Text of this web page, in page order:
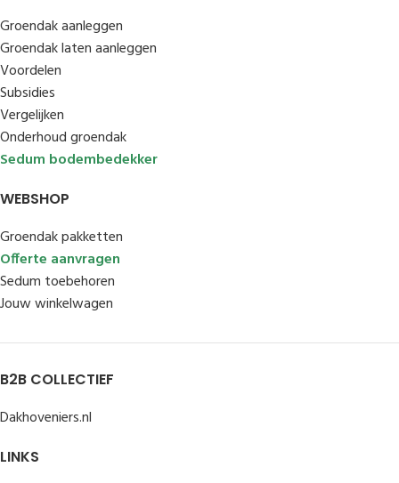
Groendak aanleggen
Groendak laten aanleggen
Voordelen
Subsidies
Vergelijken
Onderhoud groendak
Sedum bodembedekker
WEBSHOP
Groendak pakketten
Offerte aanvragen
Sedum toebehoren
Jouw winkelwagen
B2B COLLECTIEF
Dakhoveniers.nl
LINKS